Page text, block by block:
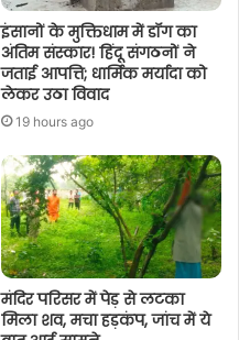
इंसानों के मुक्तिधाम में डॉग का
अंतिम संस्कार! हिंदू संगठनों ने
जताई आपत्ति; धार्मिक मर्यादा को
लेकर उठा विवाद
19 hours ago
मंदिर परिसर में पेड़ से लटका
मिला शव, मचा हड़कंप, जांच में ये